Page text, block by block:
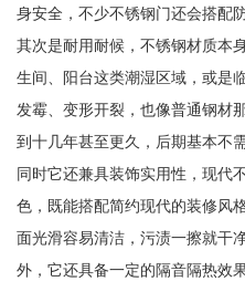
身安全，不少不锈钢门还会搭配
其次是耐用耐候，不锈钢材质本
生间、阳台这类潮湿区域，或是
发霉、变形开裂，也像普通钢材
到十几年甚至更久，后期基本不
同时它还兼具装饰实用性，现代
色，既能搭配简约现代的装修风
面光滑容易清洁，污渍一擦就干
外，它还具备一定的隔音隔热效